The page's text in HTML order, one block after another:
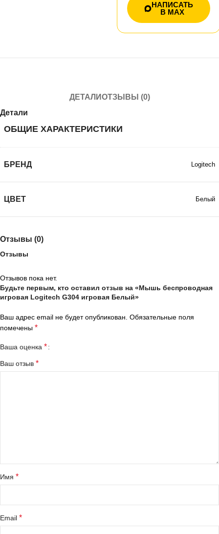
НАПИСАТЬ
В MAX
ДЕТАЛИОТЗЫВЫ (0)
Детали
ОБЩИЕ ХАРАКТЕРИСТИКИ
БРЕНД Logitech
ЦВЕТ Белый
Отзывы (0)
Отзывы
Отзывов пока нет.
Будьте первым, кто оставил отзыв на «Мышь беспроводная
игровая Logitech G304 игровая Белый»
Ваш адрес email не будет опубликован. Обязательные поля
помечены *
Ваша оценка *
Ваш отзыв *
Имя *
Email *